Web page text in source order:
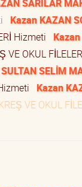
SARILAR
Kazan KAZAN
Hizmeti
VE OKUL
SELİM
Kazan
VE OKUL